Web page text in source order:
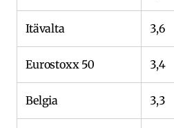
Itävalta 3,6
Eurostoxx 50 3,4
Belgia 3,3